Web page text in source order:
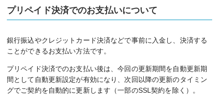
プリペイド決済でのお支払いについて
銀行振込やクレジットカード決済などで事前に入金し、決済する
ことができるお支払い方法です。
プリペイド決済でのお支払い後は、今回の更新期間を自動更新期
間として自動更新設定が有効になり、次回以降の更新のタイミン
グでご契約を自動的に更新します（一部のSSL契約を除く）。